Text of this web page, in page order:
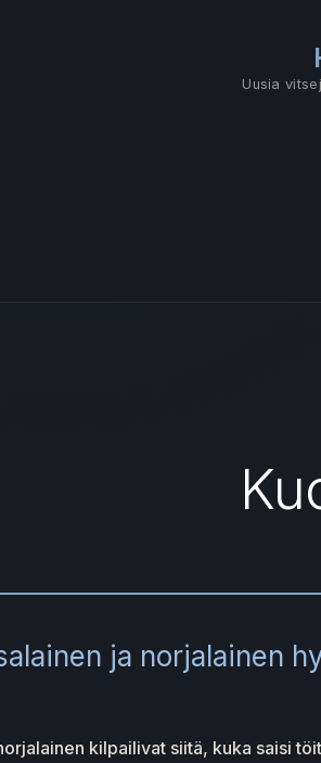
Uusia
ja norjalainen
kilpailivat siitä, kuka saisi